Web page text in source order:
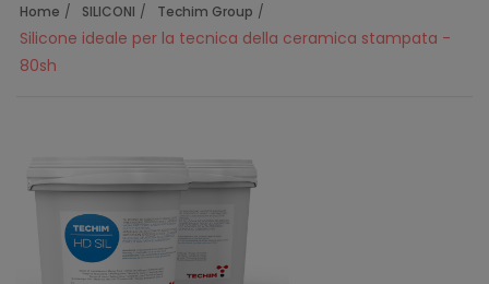
Home SILICONI Techim Group
Silicone ideale per la tecnica della ceramica stampata -
80sh